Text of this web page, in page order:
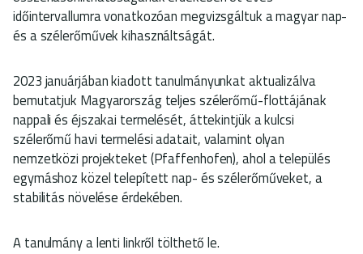
időintervallumra vonatkozóan megvizsgáltuk a magyar nap-
és a szélerőművek kihasználtságát.
2023 januárjában kiadott tanulmányunkat aktualizálva
bemutatjuk Magyarország teljes szélerőmű-flottájának
nappali és éjszakai termelését, áttekintjük a kulcsi
szélerőmű havi termelési adatait, valamint olyan
nemzetközi projekteket (Pfaffenhofen), ahol a település
egymáshoz közel telepített nap- és szélerőműveket, a
stabilitás növelése érdekében.
A tanulmány a lenti linkről tölthető le.